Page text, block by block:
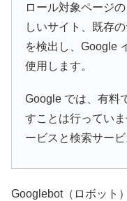
ロール対象ページ
しいサイト、既存
を検出し、Google
使用します。
Google では、有料
すことは行ってい
ービスと検索サー
Googlebot（ロボット